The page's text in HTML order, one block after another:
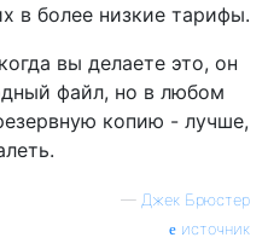
в более низкие тарифы.
вы делаете это, он
файл, но в любом
копию - лучше,
— Джек Брюстер
источник